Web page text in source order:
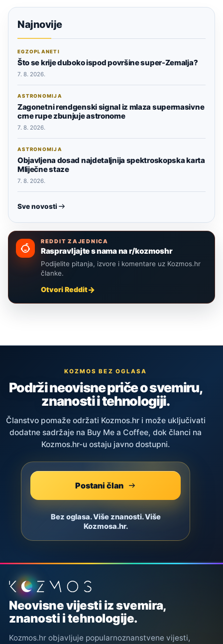
Najnovije
EGZOPLANETI
Što se krije duboko ispod površine super-Zemalja?
7. 8. 2026.
ASTRONOMIJA
Zagonetni rendgenski signal iz mlaza supermasivne
crne rupe zbunjuje astronome
7. 8. 2026.
ASTRONOMIJA
Objavljena dosad najdetaljnija spektroskopska karta
Mliječne staze
7. 8. 2026.
Sve novosti
REDDIT ZAJEDNICA
Raspravljajte s nama na r/kozmoshr
Podijelite pitanja, izvore i komentare uz Kozmos.hr
članke.
Otvori Reddit
KOZMOS BEZ OGLASA
Podrži neovisne priče o svemiru,
znanosti i tehnologiji.
Članstvo pomaže održati Kozmos.hr i može uključivati
dodatne sadržaje na Buy Me a Coffee, dok članci na
Kozmos.hr-u ostaju javno dostupni.
Postani član
Bez oglasa. Više znanosti. Više
Kozmosa.hr.
Podnožje stranice
Neovisne vijesti iz svemira,
znanosti i tehnologije.
Kozmos.hr objavljuje popularnoznanstvene vijesti,